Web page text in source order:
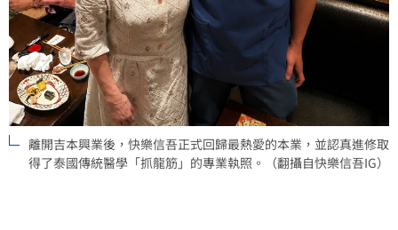
離開吉本興業後，快樂信吾正式回歸最熱愛的本業，並認真進修取
得了泰國傳統醫學「抓龍筋」的專業執照。（翻攝自快樂信吾IG）